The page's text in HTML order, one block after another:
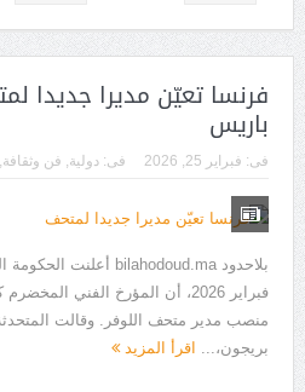
فرنسا تعيّن مديرا جديدا
باريس
فى: فبراير 25, 2026 فى: دولية, فن وثقافة,
فبراير 2026، أن المؤرخ الفني
منصب مدير متحف اللوفر. وقالت
بريجون،... اقرأ المزيد